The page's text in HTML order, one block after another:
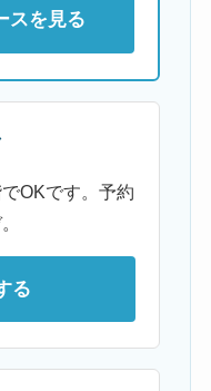
スを見る
OKです。予約
る